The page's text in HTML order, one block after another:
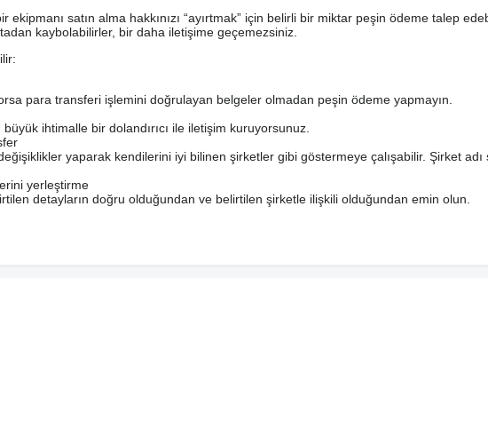
ekipmanı satın alma hakkınızı “ayırtmak” için belirli bir miktar peşin ödeme talep
kaybolabilirler, bir daha iletişime geçemezsiniz.
para transferi işlemini doğrulayan belgeler olmadan peşin ödeme yapmayın.
ihtimalle bir dolandırıcı ile iletişim kuruyorsunuz.
yaparak kendilerini iyi bilinen şirketler gibi göstermeye çalışabilir. Şirket
yerleştirme
detayların doğru olduğundan ve belirtilen şirketle ilişkili olduğundan emin olun.